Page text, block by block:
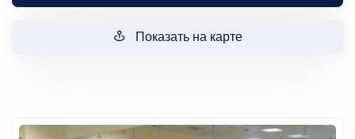
Показать на карте